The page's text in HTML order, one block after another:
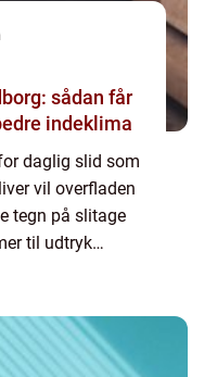
sådan får
indeklima
daglig slid som
vil overfladen
tegn på slitage
til udtryk